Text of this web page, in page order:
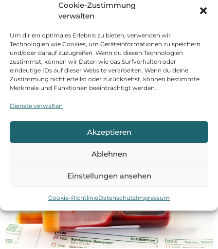
Cookie-Zustimmung
verwalten
Um dir ein optimales Erlebnis zu bieten, verwenden wir
Technologien wie Cookies, um Geräteinformationen zu speichern
und/oder darauf zuzugreifen. Wenn du diesen Technologien
zustimmst, können wir Daten wie das Surfverhalten oder
eindeutige IDs auf dieser Website verarbeiten. Wenn du deine
Zustimmung nicht erteilst oder zurückziehst, können bestimmte
Merkmale und Funktionen beeinträchtigt werden.
Dienste verwalten
Akzeptieren
Ablehnen
Einstellungen ansehen
Cookie-RichtlinieDatenschutzImpressum
Gewürzpulver, Heilschnaps oder Medikamente. Ganz
gleich, welchen Namen wir ayurvedischen
Produkten auch zuordnen möchten, eines steht fest:
kein Gesundheitssystem weltweit weist eine dem
Ayurveda vergleichbare Vielfalt an pflanzlichen
Produkten und Rezepturen auf. Die Lehre hinter
diesen Produkten heißt „Dravyagunavijnana“, was
übersetzt die „Wissenschaft von Substanzen und
Hashimoto-Thyreoiditis
ayurvedisch therapieren